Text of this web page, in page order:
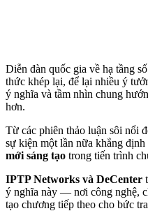
Diễn đàn quốc gia về hạ tầng
thức khép lại, để lại nhiều ý
ý nghĩa và tầm nhìn chung
hơn.
Từ các phiên thảo luận sôi nổi
sự kiện một lần nữa khẳng định
mới sáng tạo trong tiến trình
IPTP Networks và DeCenter
ý nghĩa này — nơi công nghệ,
tạo chương tiếp theo cho bức